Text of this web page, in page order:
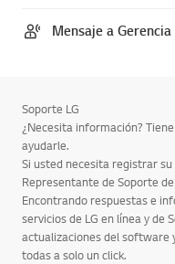
Mensaje a
Soporte LG
¿Necesita información?
ayudarle.
Si usted necesita registrar
Representante de Soporte
Encontrando respuestas e
servicios de LG en línea y de
actualizaciones del software
todas a solo un click.